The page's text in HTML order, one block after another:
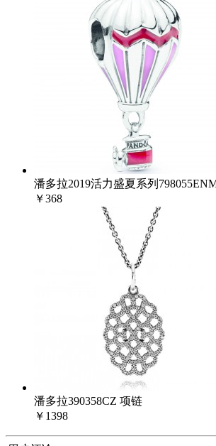
潘多拉2019活力盛夏系列
￥368
潘多拉390358CZ 项链
￥1398